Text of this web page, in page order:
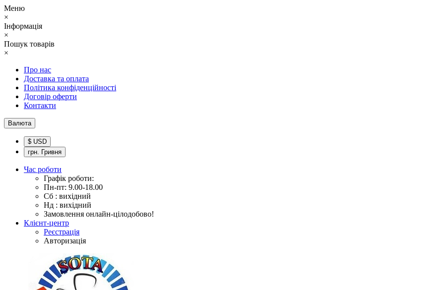
Меню
×
Інформація
×
Пошук товарів
×
Про нас
Доставка та оплата
Політика конфіденційності
Договір оферти
Контакти
Валюта
$ USD
грн. Гривня
Час роботи
Графік роботи:
Пн-пт: 9.00-18.00
Сб : вихідний
Нд : вихідний
Замовлення онлайн-цілодобово!
Клієнт-центр
Реєстрація
Авторизація